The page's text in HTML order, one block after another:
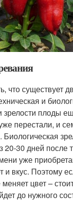
что существует
и
зрелости плоды
перестали, и
20-30 дней после
уже
и вкус. Поэтому
цвет –
до нужного